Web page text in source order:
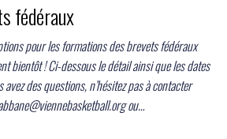
fédéraux
pour les formations des brevets fédéraux
bientôt ! Ci-dessous le détail ainsi que les dates
des questions, n’hésitez pas à contacter
ou…